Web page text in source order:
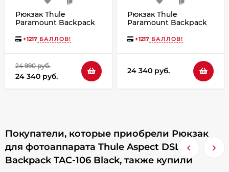
Рюкзак Thule
Paramount Backpack
+1217 БАЛЛОВ!
24 990 руб.
24 340 руб.
Рюкзак Thule
Paramount Backpack
+1217 БАЛЛОВ!
24 340 руб.
Покупатели, которые приобрели Рюкзак
для фотоаппарата Thule Aspect DSLR
Backpack TAC-106 Black, также купили